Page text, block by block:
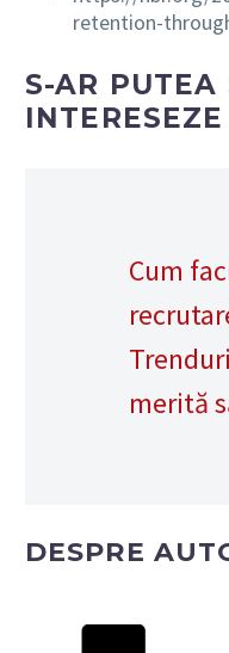
retention-
S-AR PUTEA
Cum
merită
DESPRE